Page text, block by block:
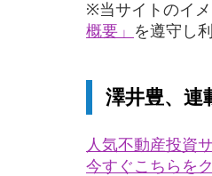
※当サイトのイ
概要」 を遵守し
澤井豊、連
人気不動産投資
今すぐこちらを